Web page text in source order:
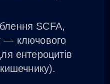
SCFA,
— ключового
ентероцитів